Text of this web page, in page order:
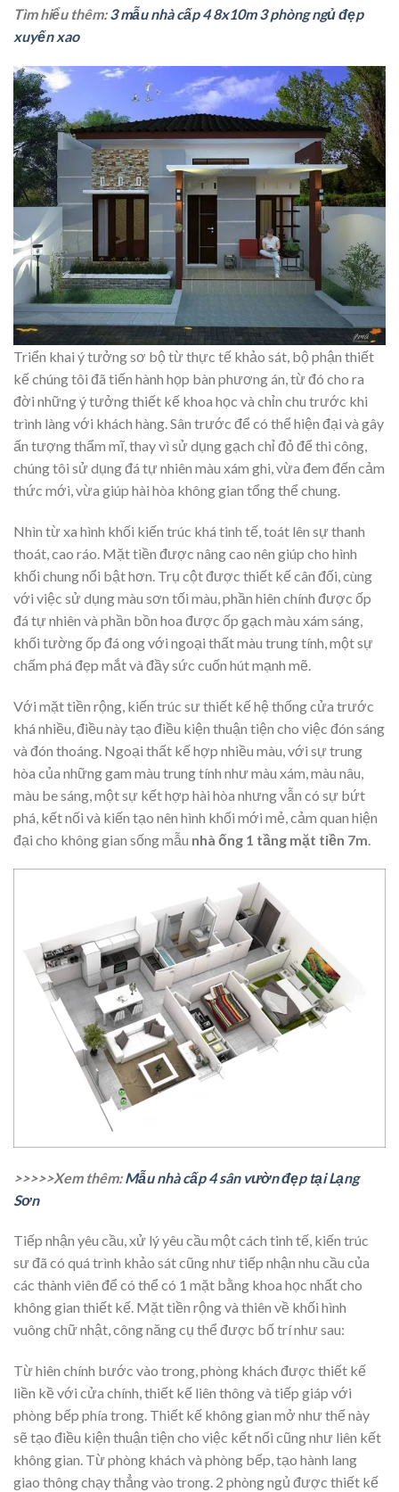
Tìm hiểu thêm:3 mẫu nhà cấp 4 8x10m 3 phòng ngủ đẹp
xuyến xao
Triển khai ý tưởng sơ bộ từ thực tế khảo sát, bộ phận thiết
kế chúng tôi đã tiến hành họp bàn phương án, từ đó cho ra
đời những ý tưởng thiết kế khoa học và chỉn chu trước khi
trình làng với khách hàng. Sân trước để có thể hiện đại và gây
ấn tượng thẩm mĩ, thay vì sử dụng gạch chỉ đỏ để thi công,
chúng tôi sử dụng đá tự nhiên màu xám ghi, vừa đem đến cảm
thức mới, vừa giúp hài hòa không gian tổng thể chung.
Nhìn từ xa hình khối kiến trúc khá tinh tế, toát lên sự thanh
thoát, cao ráo. Mặt tiền được nâng cao nên giúp cho hình
khối chung nổi bật hơn. Trụ cột được thiết kế cân đối, cùng
với việc sử dụng màu sơn tối màu, phần hiên chính được ốp
đá tự nhiên và phần bồn hoa được ốp gạch màu xám sáng,
khối tường ốp đá ong với ngoại thất màu trung tính, một sự
chấm phá đẹp mắt và đầy sức cuốn hút mạnh mẽ.
Với mặt tiền rộng, kiến trúc sư thiết kế hệ thống cửa trước
khá nhiều, điều này tạo điều kiện thuận tiện cho việc đón sáng
và đón thoáng. Ngoại thất kế hợp nhiều màu, với sự trung
hòa của những gam màu trung tính như màu xám, màu nâu,
màu be sáng, một sự kết hợp hài hòa nhưng vẫn có sự bứt
phá, kết nối và kiến tạo nên hình khối mới mẻ, cảm quan hiện
đại cho không gian sống mẫu nhà ống 1 tầng mặt tiền 7m
>>>>>Xem thêm:Mẫu nhà cấp 4 sân vườn đẹp tại Lạng
Sơn
Tiếp nhận yêu cầu, xử lý yêu cầu một cách tinh tế, kiến trúc
sư đã có quá trình khảo sát cũng như tiếp nhận nhu cầu của
các thành viên để có thể có 1 mặt bằng khoa học nhất cho
không gian thiết kế. Mặt tiền rộng và thiên về khối hình
vuông chữ nhật, công năng cụ thể được bố trí như sau:
Từ hiên chính bước vào trong, phòng khách được thiết kế
liền kề với cửa chính, thiết kế liên thông và tiếp giáp với
phòng bếp phía trong. Thiết kế không gian mở như thế này
sẽ tạo điều kiện thuận tiện cho việc kết nối cũng như liên kết
không gian. Từ phòng khách và phòng bếp, tạo hành lang
giao thông chạy thẳng vào trong. 2 phòng ngủ được thiết kế